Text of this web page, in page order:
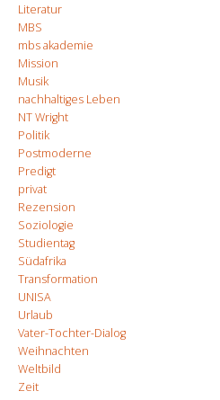
Literatur
MBS
mbs akademie
Mission
Musik
nachhaltiges Leben
NT Wright
Politik
Postmoderne
Predigt
privat
Rezension
Soziologie
Studientag
Südafrika
Transformation
UNISA
Urlaub
Vater-Tochter-Dialog
Weihnachten
Weltbild
Zeit